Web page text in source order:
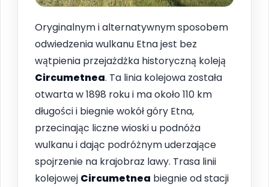
Oryginalnym i alternatywnym sposobem
odwiedzenia wulkanu Etna jest bez
wątpienia przejażdżka historyczną koleją
Circumetnea. Ta linia kolejowa została
otwarta w 1898 roku i ma około 110 km
długości i biegnie wokół góry Etna,
przecinając liczne wioski u podnóża
wulkanu i dając podróżnym uderzające
spojrzenie na krajobraz lawy. Trasa linii
kolejowej Circumetnea biegnie od stacji